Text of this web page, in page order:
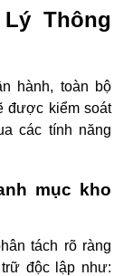
Thông
hành, toàn bộ
được kiểm soát
các tính năng
mục kho
tách rõ ràng
độc lập như: